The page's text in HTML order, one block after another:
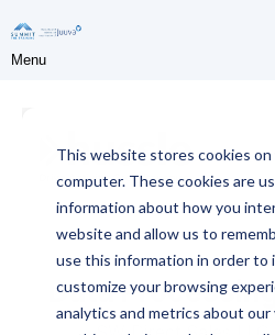
Menu